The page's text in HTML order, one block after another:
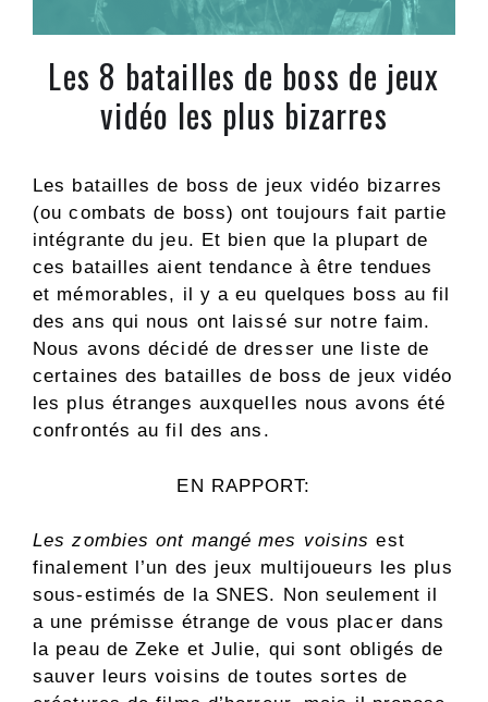
Les 8 batailles de boss de jeux
vidéo les plus bizarres
Les batailles de boss de jeux vidéo bizarres
(ou combats de boss) ont toujours fait partie
intégrante du jeu. Et bien que la plupart de
ces batailles aient tendance à être tendues
et mémorables, il y a eu quelques boss au fil
des ans qui nous ont laissé sur notre faim.
Nous avons décidé de dresser une liste de
certaines des batailles de boss de jeux vidéo
les plus étranges auxquelles nous avons été
confrontés au fil des ans.
EN RAPPORT:
Les zombies ont mangé mes voisins est
finalement l’un des jeux multijoueurs les plus
sous-estimés de la SNES. Non seulement il
a une prémisse étrange de vous placer dans
la peau de Zeke et Julie, qui sont obligés de
sauver leurs voisins de toutes sortes de